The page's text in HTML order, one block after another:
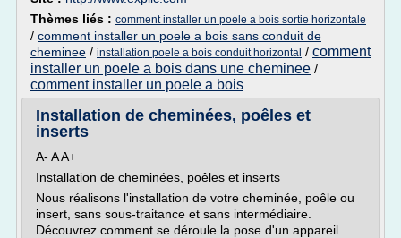
Thèmes liés : comment installer un poele a bois sortie horizontale
/ comment installer un poele a bois sans conduit de
cheminee / installation poele a bois conduit horizontal / comment
installer un poele a bois dans une cheminee /
comment installer un poele a bois
Installation de cheminées, poêles et
inserts
A- A A+
Installation de cheminées, poêles et inserts
Nous réalisons l'installation de votre cheminée, poêle ou
insert, sans sous-traitance et sans intermédiaire.
Découvrez comment se déroule la pose d'un appareil